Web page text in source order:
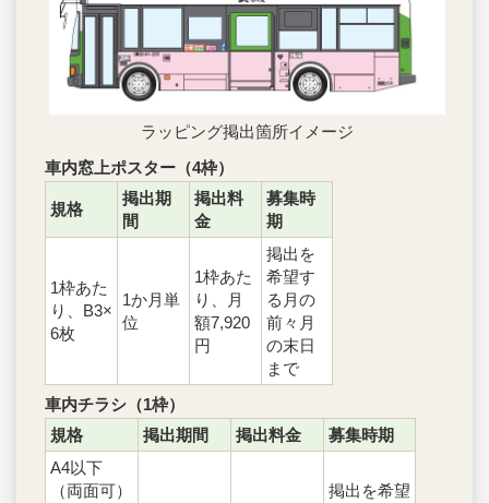
ラッピング掲出箇所イメージ
車内窓上ポスター（4枠）
規格
掲出期
間
掲出料
金
募集時
期
1枠あた
り、B3×
6枚
1か月単
位
1枠あた
り、月
額7,920
円
掲出を
希望す
る月の
前々月
の末日
まで
車内チラシ（1枠）
規格
掲出期間 掲出料金
募集時期
A4以下
（両面可）
掲出を希望